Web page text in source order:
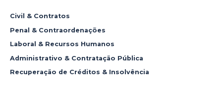
Civil & Contratos
Penal & Contraordenações
Laboral & Recursos Humanos
Administrativo & Contratação Pública
Recuperação de Créditos & Insolvência